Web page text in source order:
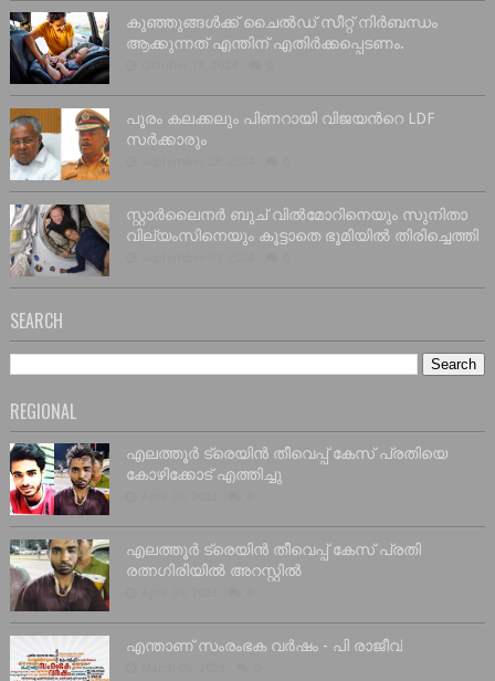
കുഞ്ഞുങ്ങൾക്ക് ചൈൽഡ് സീറ്റ് നിർബന്ധം
ആക്കുന്നത് എന്തിന് എതിർക്കപ്പെടണം.
പൂരം കലക്കലും പിണറായി വിജയൻറെ LDF
സർക്കാരും
സ്റ്റാർലൈനർ ബുച് വിൽമോറിനെയും സുനിതാ
വില്യംസിനെയും കൂട്ടാതെ ഭൂമിയിൽ തിരിച്ചെത്തി
SEARCH
REGIONAL
എലത്തൂർ ട്രെയിൻ തീവെപ്പ് കേസ് പ്രതിയെ
കോഴിക്കോട് എത്തിച്ചു
എലത്തൂർ ട്രെയിൻ തീവെപ്പ് കേസ് പ്രതി
രത്നഗിരിയിൽ അറസ്റ്റിൽ
എന്താണ് സംരംഭക വർഷം - പി രാജീവ്